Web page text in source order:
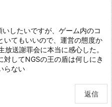
したいですが、ゲーム内のコ
いてもいいので、運営の態度か
送謝罪会に本当に感心した。
してNGSの王の盾は何しにき
らない
返信